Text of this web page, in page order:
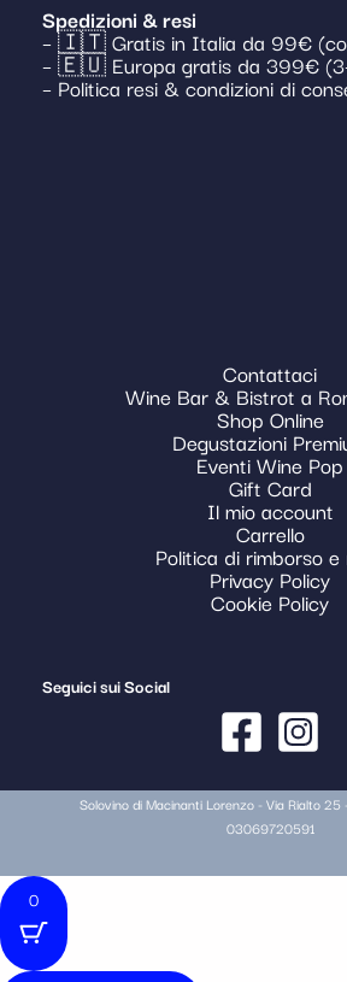
Spedizioni & resi
– 🇮🇹 Gratis in Italia da 99€
– 🇪🇺 Europa gratis da 399€
– Politica resi & condizioni di
Contattaci
Wine Bar & Bistrot a
Shop Online
Degustazioni
Eventi Wine Pop
Gift Card
Il mio account
Carrello
Politica di rimborso e
Privacy Policy
Cookie Policy
Seguici sui Social
Solovino di Macinanti Lorenzo - Via Rialto
03069720591
0